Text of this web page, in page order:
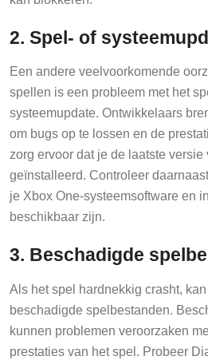
2. Spel- of
Een andere veelvoorkomende
spellen is een probleem met het
systeemupdate. Ontwikkelaars
om bugs op te lossen en de
zorg ervoor dat je de laatste
geïnstalleerd. Controleer
je Xbox One-systeemsoftware en
beschikbaar zijn.
3. Beschadigde
Als het spel hardnekkig crasht,
beschadigde spelbestanden.
kunnen problemen veroorzaken
prestaties van het spel. Probeer